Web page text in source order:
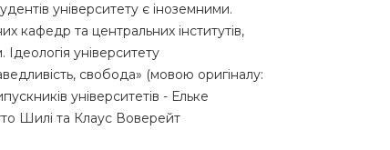
університету є іноземними.
кафедр та центральних інститутів,
університету
свобода» (мовою оригіналу:
університетів - Ельке
Шилі та Клаус Воверейт